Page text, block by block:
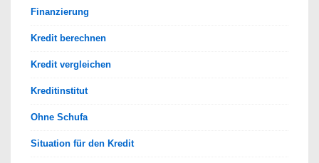
Finanzierung
Kredit berechnen
Kredit vergleichen
Kreditinstitut
Ohne Schufa
Situation für den Kredit